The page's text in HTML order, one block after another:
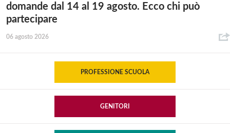
domande dal 14 al 19 agosto. Ecco chi può
partecipare
06 agosto 2026
PROFESSIONE SCUOLA
GENITORI